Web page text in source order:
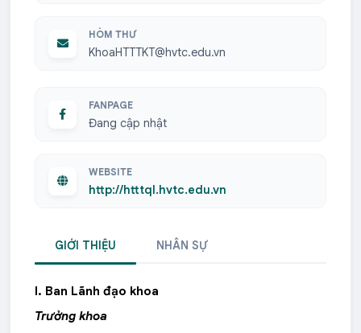
HÒM THƯ
KhoaHTTTKT@hvtc.edu.vn
FANPAGE
Đang cập nhật
WEBSITE
http://htttql.hvtc.edu.vn
GIỚI THIỆU NHÂN SỰ
I. Ban Lãnh đạo khoa
Trưởng khoa